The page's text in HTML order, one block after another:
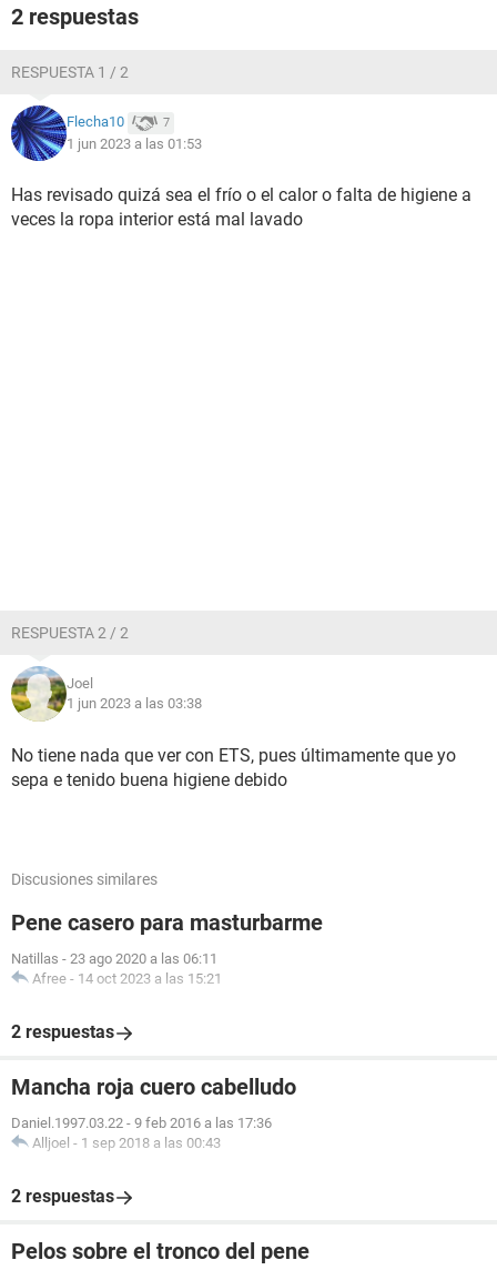
2 respuestas
RESPUESTA 1 / 2
Flecha10 7
1 jun 2023 a las 01:53
Has revisado quizá sea el frío o el calor o falta de higiene a
veces la ropa interior está mal lavado
RESPUESTA 2 / 2
Joel
1 jun 2023 a las 03:38
No tiene nada que ver con ETS, pues últimamente que yo
sepa e tenido buena higiene debido
Discusiones similares
Pene casero para masturbarme
Natillas - 23 ago 2020 a las 06:11
Afree - 14 oct 2023 a las 15:21
2 respuestas
Mancha roja cuero cabelludo
Daniel.1997.03.22 - 9 feb 2016 a las 17:36
Alljoel - 1 sep 2018 a las 00:43
2 respuestas
Pelos sobre el tronco del pene